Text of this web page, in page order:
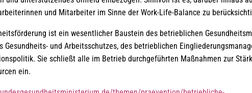
und Mitarbeiter im Sinne der Work-Life-Balance zu
ist ein wesentlicher Baustein des betrieblichen
Gesundheits- und Arbeitsschutzes, des betrieblichen
Sie schließt alle im Betrieb durchgeführten Maßnahmen zur
ein.